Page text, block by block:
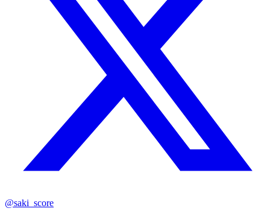
@saki_score